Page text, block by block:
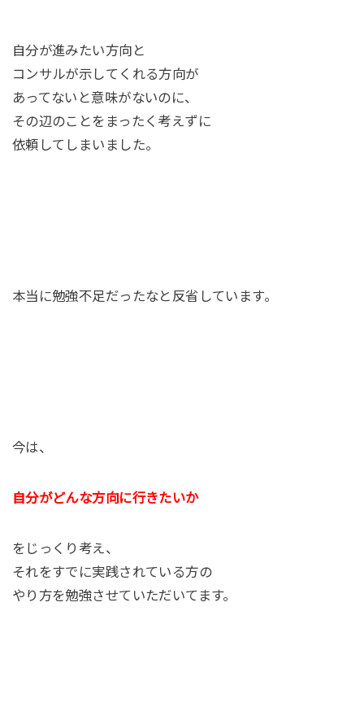
自分が進みたい方向と
コンサルが示してくれる方向が
あってないと意味がないのに、
その辺のことをまったく考えずに
依頼してしまいました。
本当に勉強不足だったなと反省しています。
今は、
自分がどんな方向に行きたいか
をじっくり考え、
それをすでに実践されている方の
やり方を勉強させていただいてます。